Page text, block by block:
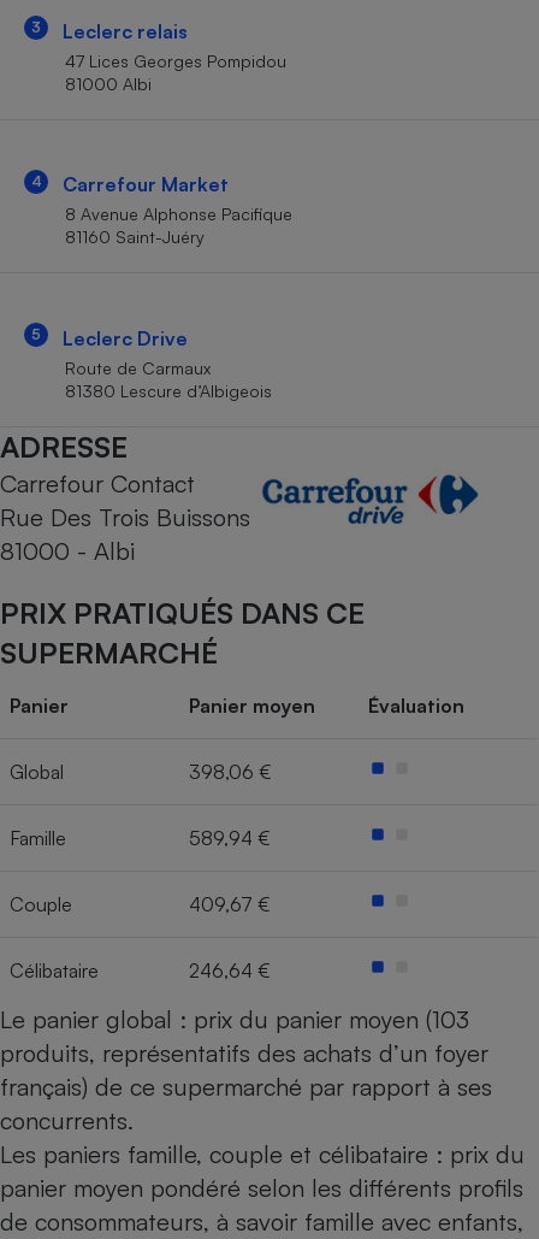
3 Leclerc relais
47 Lices Georges Pompidou
81000 Albi
4 Carrefour Market
8 Avenue Alphonse Pacifique
81160 Saint-Juéry
5 Leclerc Drive
Route de Carmaux
81380 Lescure d’Albigeois
ADRESSE
Carrefour Contact
Rue Des Trois Buissons
81000 - Albi
PRIX PRATIQUÉS DANS CE
SUPERMARCHÉ
Panier Panier moyen Évaluation
Global 398,06 €
Famille 589,94 €
Couple 409,67 €
Célibataire 246,64 €
Le panier global : prix du panier moyen (103
produits, représentatifs des achats d’un foyer
français) de ce supermarché par rapport à ses
concurrents.
Les paniers famille, couple et célibataire : prix du
panier moyen pondéré selon les différents profils
de consommateurs, à savoir famille avec enfants,
Cafetière à expressos
Robot ménager